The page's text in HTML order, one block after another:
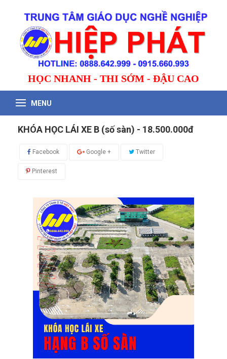
HỌC NHANH - THI SỚM - ĐẬU CAO
MENU
KHÓA HỌC LÁI XE B (số sàn) - 18.500.000đ
Facebook Google + Twitter
Pinterest